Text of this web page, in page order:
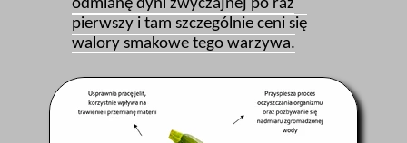
odmianę dyni zwyczajnej po raz
pierwszy i tam szczególnie ceni się
walory smakowe tego warzywa.